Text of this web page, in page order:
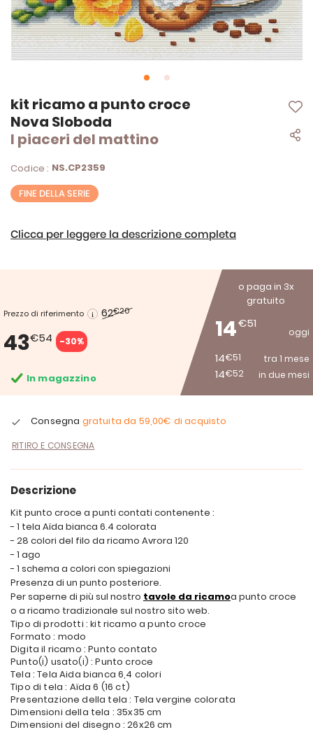
kit ricamo a punto croce
Nova Sloboda
I piaceri del mattino
Codice : NS.CP2359
FINE DELLA SERIE
Clicca per leggere la descrizione completa
Prezzo di riferimento 62€20
43€54 -30%
o paga in 3x
gratuito
14€51
oggi
14€51 tra 1 mese
14€52 in due mesi
In magazzino
Consegna gratuita da 59,00€ di acquisto
RITIRO E CONSEGNA
Vai
all'inizio
della
galleria
immagini
Descrizione
Kit punto croce a punti contati contenente :
- 1 tela Aïda bianca 6.4 colorata
- 28 colori del filo da ricamo Avrora 120
- 1 ago
- 1 schema a colori con spiegazioni
Presenza di un punto posteriore.
Per saperne di più sul nostro tavole da ricamoa punto croce
o a ricamo tradizionale sul nostro sito web.
Tipo di prodotti : kit ricamo a punto croce
Formato : modo
Digita il ricamo : Punto contato
Punto(i) usato(i) : Punto croce
Tela : Tela Aida bianca 6,4 colori
Tipo di tela : Aïda 6 (16 ct)
Presentazione della tela : Tela vergine colorata
Dimensioni della tela : 35x35 cm
Dimensioni del disegno : 26x26 cm